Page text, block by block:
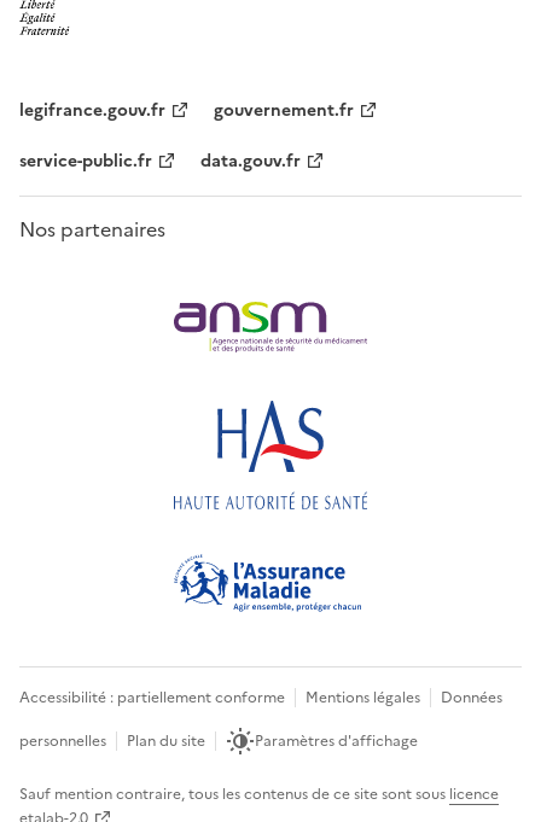
legifrance.gouv.fr
gouvernement.fr
service-public.fr
data.gouv.fr
Nos partenaires
Accessibilité : partiellement conforme Mentions légales
Données
personnelles
Plan du site Paramètres d'affichage
Sauf mention contraire, tous les contenus de ce site sont sous licence